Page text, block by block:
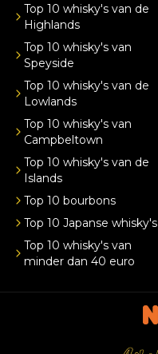
Top 10 whisky's van de
Highlands
Top 10 whisky's van
Speyside
Top 10 whisky's van de
Lowlands
Top 10 whisky's van
Campbeltown
Top 10 whisky's van de
Islands
Top 10 bourbons
Top 10 Japanse whisky's
Top 10 whisky's van
minder dan 40 euro